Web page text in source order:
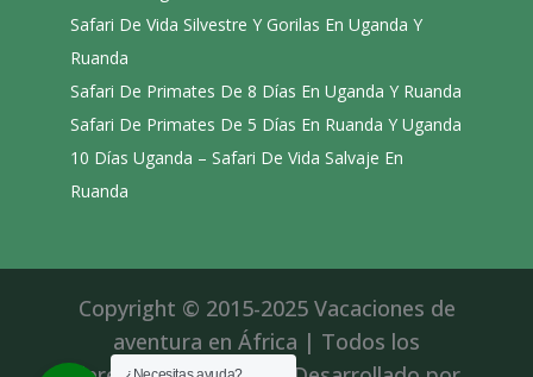
Safari De Vida Silvestre Y Gorilas En Uganda Y
Ruanda
Safari De Primates De 8 Días En Uganda Y Ruanda
Safari De Primates De 5 Días En Ruanda Y Uganda
10 Días Uganda – Safari De Vida Salvaje En
Ruanda
Copyright © 2015-2025 Vacaciones de
aventura en África | Todos los